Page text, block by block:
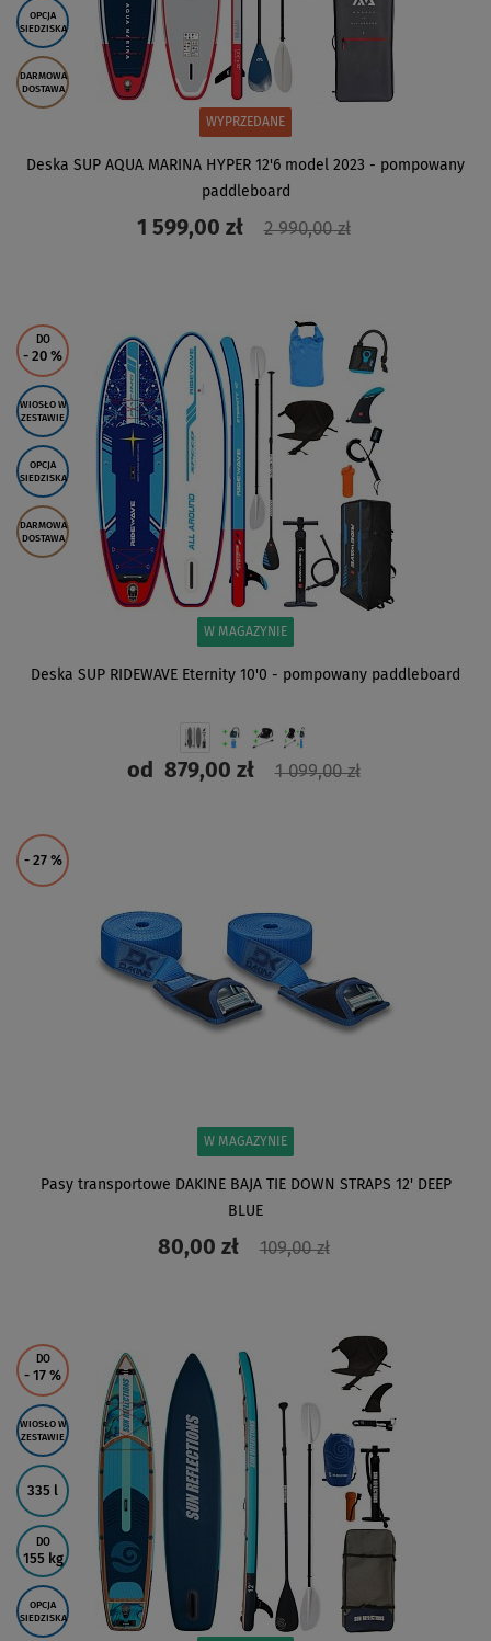
OPCJA
SIEDZISKA
DARMOWA
DOSTAWA
WYPRZEDANE
Deska SUP AQUA MARINA HYPER 12'6 model 2023 - pompowany
paddleboard
1 599,00 zł 2 990,00 zł
DO
- 20 %
WIOSŁO W
ZESTAWIE
OPCJA
SIEDZISKA
DARMOWA
DOSTAWA
W MAGAZYNIE
Deska SUP RIDEWAVE Eternity 10'0 - pompowany paddleboard
od879,00 zł 1 099,00 zł
- 27 %
W MAGAZYNIE
Pasy transportowe DAKINE BAJA TIE DOWN STRAPS 12' DEEP
BLUE
80,00 zł 109,00 zł
DO
- 17 %
WIOSŁO W
ZESTAWIE
335 l
DO
155 kg
OPCJA
SIEDZISKA